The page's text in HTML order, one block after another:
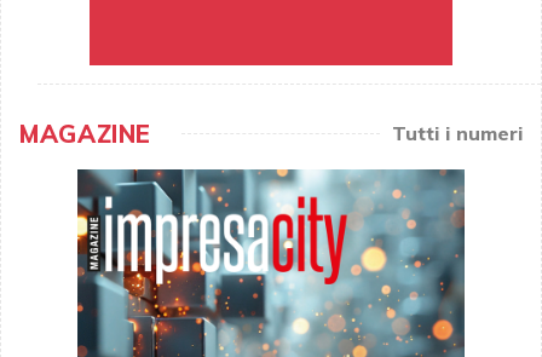
MAGAZINE Tutti i numeri